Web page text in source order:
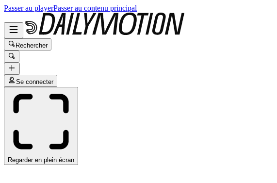
Passer au playerPasser au contenu principal
Rechercher
Se connecter
Regarder en plein écran